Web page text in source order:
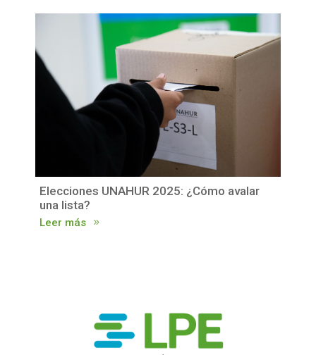
Elecciones UNAHUR 2025: ¿Cómo avalar
una lista?
Leer más